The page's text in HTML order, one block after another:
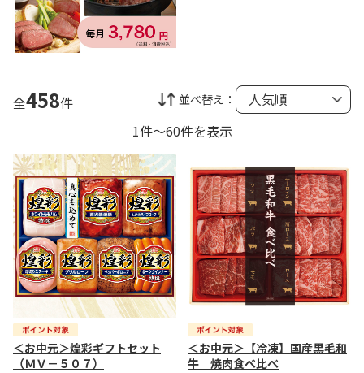
全458件 並べ替え：
1件～60件を表示
＜お中元＞煌彩ギフトセット
（ＭＶ－５０７）
＜お中元＞【冷凍】国産黒毛和
牛 焼肉食べ比べ